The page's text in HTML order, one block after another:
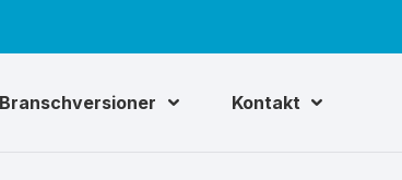
Branschversioner Kontakt